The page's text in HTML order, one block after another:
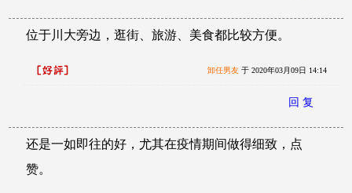
位于川大旁边，逛街、旅游、美食都比较方便。
卸任男友 于 2020年03月09日 14:14
回 复
还是一如即往的好，尤其在疫情期间做得细致，点
赞。